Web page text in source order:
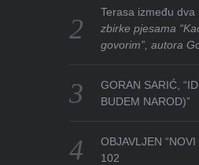
Terasa između
zbirke pjesama
govorim”, autora
GORAN SARIĆ,
BUDEM NAROD)”
OBJAVLJEN
102